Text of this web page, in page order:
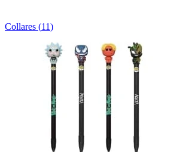
Collares (11)